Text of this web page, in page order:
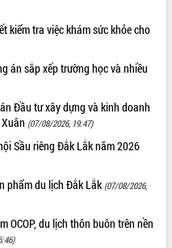
kiểm tra việc khám sức khỏe cho
án sắp xếp trường học và nhiều
Đầu tư xây dựng và kinh doanh
(07/08/2026, 19:47)
Sầu riêng Đắk Lắk năm 2026
phẩm du lịch Đắk Lắk (07/08/2026,
OCOP, du lịch thôn buôn trên nền